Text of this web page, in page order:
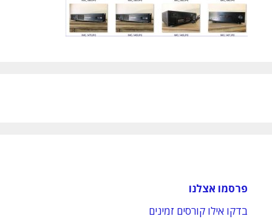
פרסמו אצלנו
בדקו אילו קורסים זמינים